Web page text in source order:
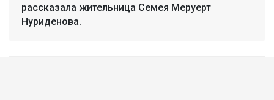
рассказала жительница Семея Меруерт
Нуриденова.